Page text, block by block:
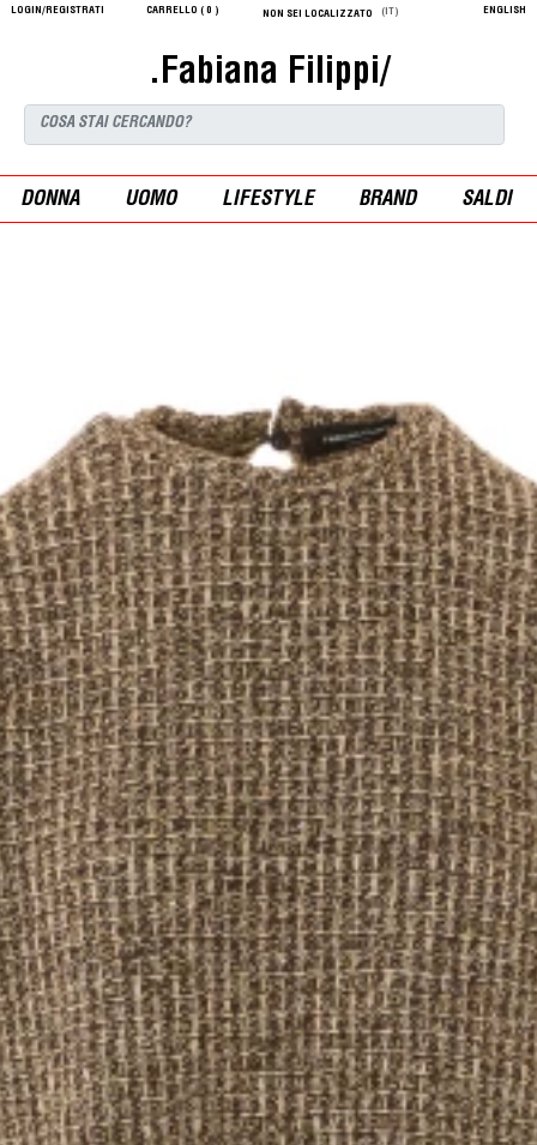
LOGIN/REGISTRATI CARRELLO ( 0 ) NON SEI LOCALIZZATO (IT) ENGLISH
.Fabiana Filippi/
DONNA UOMO LIFESTYLE BRAND SALDI